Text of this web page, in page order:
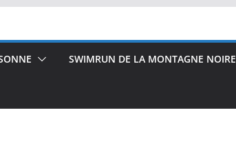
SWIMRUN DE LA MONTAGNE NOIRE